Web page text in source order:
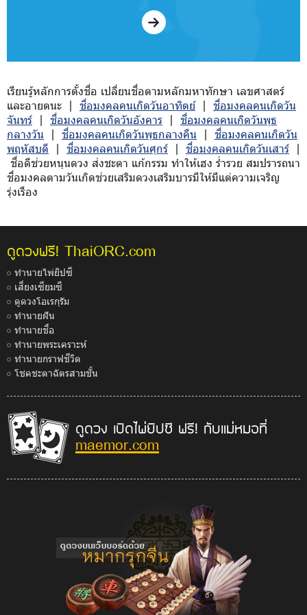
เรียนรู้หลักการตั้งชื่อ เปลี่ยนชื่อตามหลักมหาทักษา เลขศาสตร์
และอายตนะ | ชื่อมงคลคนเกิดวันอาทิตย์| ชื่อมงคลคนเกิดวัน
จันทร์ | ชื่อมงคลคนเกิดวันอังคาร | ชื่อมงคลคนเกิดวันพุธ
กลางวัน | ชื่อมงคลคนเกิดวันพุธกลางคืน | ชื่อมงคลคนเกิดวัน
พฤหัสบดี | ชื่อมงคลคนเกิดวันศุกร์ | ชื่อมงคลคนเกิดวันเสาร์ |
ชื่อดีช่วยหนุนดวง ส่งชะตา แก้กรรม ทำให้เฮง ร่ำรวย สมปรารถนา
ชื่อมงคลตามวันเกิดช่วยเสริมดวงเสริมบารมีให้มีแต่ความเจริญ
รุ่งเรือง
ดูดวงฟรี! ThaiORC.com
ทำนายไพ่ยิปซี
เสี่ยงเซียมซี
ดูดวงโอเรกุรัม
ทำนายฝัน
ทำนายชื่อ
ทำนายพระเคราะห์
ทำนายกราฟชีวิต
โชคชะตาฉัตรสามชั้น
ดูดวง เปิดไพ่ยิปซี ฟรี! กับแม่หมอที่
maemor.com